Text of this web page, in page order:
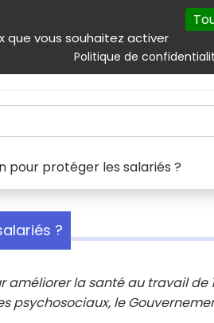
que vous souhaitez activer
Politique de
Autres
& services Emploi
pour protéger les salariés ?
?
améliorer la santé au travail de
psychosociaux, le